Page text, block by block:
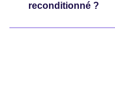
reconditionné ?